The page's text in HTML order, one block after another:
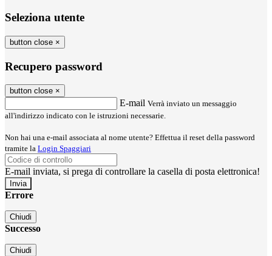
Seleziona utente
button close ×
Recupero password
button close ×
E-mail Verrà inviato un messaggio
all'indirizzo indicato con le istruzioni necessarie.
Non hai una e-mail associata al nome utente? Effettua il reset della password
tramite la Login Spaggiari
E-mail inviata, si prega di controllare la casella di posta elettronica!
Errore
Chiudi
Successo
Chiudi